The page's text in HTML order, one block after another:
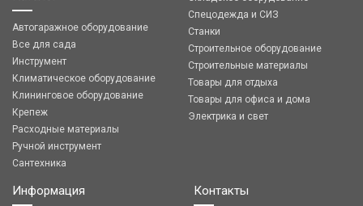
Автогаражное оборудование
Все для сада
Инструмент
Климатическое оборудование
Клининговое оборудование
Крепеж
Расходные материалы
Ручной инструмент
Сантехника
Спецодежда и СИЗ
Станки
Строительное оборудование
Строительные материалы
Товары для отдыха
Товары для офиса и дома
Электрика и свет
Информация Контакты